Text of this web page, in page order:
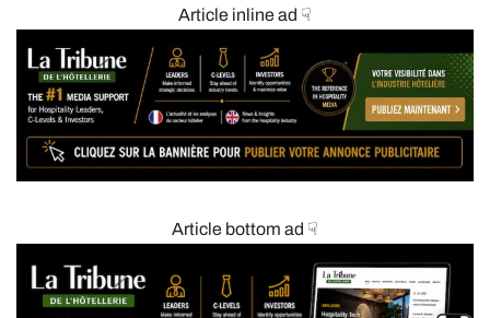
Article inline ad ☟
Article bottom ad ☟